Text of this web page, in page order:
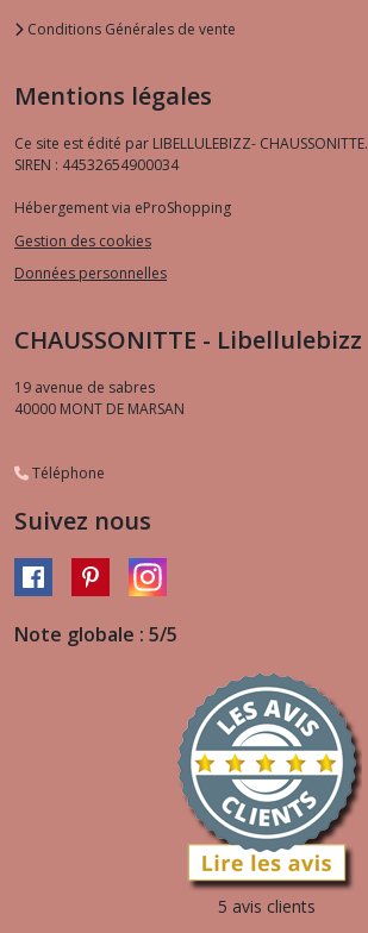
Conditions Générales de vente
Mentions légales
Ce site est édité par LIBELLULEBIZZ- CHAUSSONITTE.
SIREN : 44532654900034
Hébergement via eProShopping
Gestion des cookies
Données personnelles
CHAUSSONITTE - Libellulebizz
19 avenue de sabres
40000 MONT DE MARSAN
Téléphone
Suivez nous
Note globale : 5/5
5 avis clients